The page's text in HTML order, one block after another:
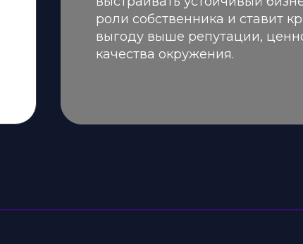
роли собственника и ставит
выгоду выше репутации,
качества окружения.